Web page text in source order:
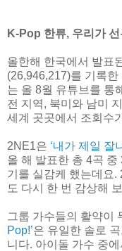
K-Pop 한류, 우리가
올한해 한국에서 발표
(26,946,217)를 기록한
는 올 8월 유튜브를 통
전 지역, 북미와 남미
세계 곳곳에서 조회수
2NE1은 ‘내가 제일 잘
올 해 발표한 총 4곡 중
기를 실감케 했는데요.
도 다시 한 번 감상해
그룹 가수들의 활약이
Pop!’은 유일한 솔로
니다. 아이돌 가수 중